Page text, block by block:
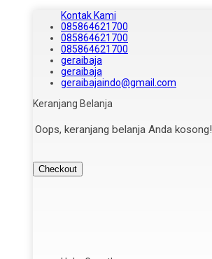
Kontak Kami
085864621700
085864621700
085864621700
geraibaja
geraibaja
geraibajaindo@gmail.com
Keranjang Belanja
Oops, keranjang belanja Anda kosong!
Checkout